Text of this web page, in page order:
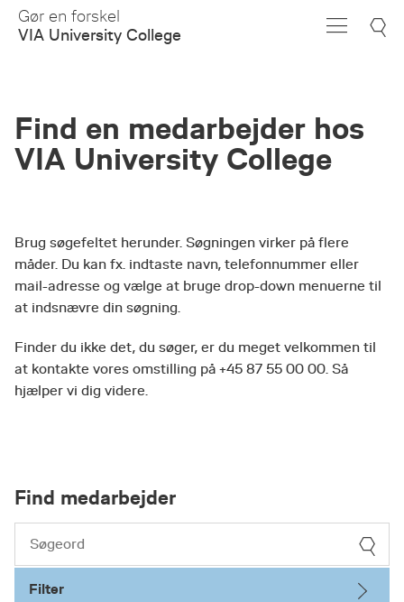
Skip
Main
Gør en forskel
VIA University College
Find en medarbejder hos
VIA University College
Brug søgefeltet herunder. Søgningen virker på flere
måder. Du kan fx. indtaste navn, telefonnummer eller
mail-adresse og vælge at bruge drop-down menuerne til
at indsnævre din søgning.
Finder du ikke det, du søger, er du meget velkommen til
at kontakte vores omstilling på +45 87 55 00 00. Så
hjælper vi dig videre.
Find medarbejder
Filter